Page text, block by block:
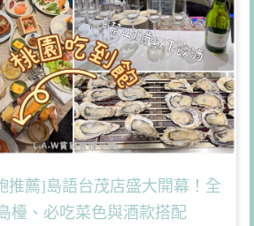
推薦]島語台茂店盛大開幕！全
檯、必吃菜色與酒款搭配